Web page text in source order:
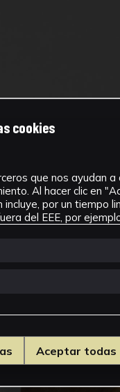
cookies
que nos ayudan
Al hacer clic en
por un tiempo
del EEE, por
Aceptar todas